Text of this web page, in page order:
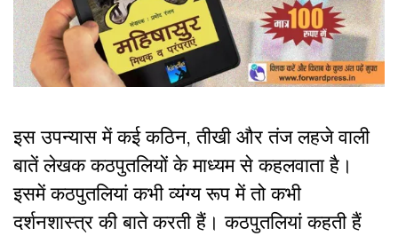
इस उपन्यास में कई कठिन, तीखी और तंज लहजे वाली
बातें लेखक कठपुतलियों के माध्यम से कहलवाता है।
इसमें कठपुतलियां कभी व्यंग्य रूप में तो कभी
दर्शनशास्त्र की बाते करती हैं। कठपुतलियां कहती हैं